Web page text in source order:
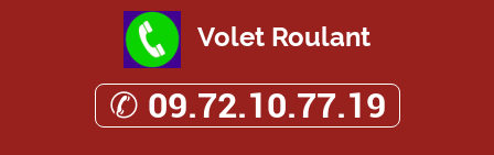
Volet Roulant
✆ 09.72.10.77.19